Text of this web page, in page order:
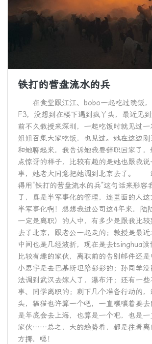
铁打的营盘流水的兵
在食堂跟江江、bobo一起吃过晚饭，
F3，没想到在楼下遇到疯丫头，最近见到
前不久教授来深圳，一起吃饭时就见过
姐姐召集大家吃饭，也见过。她在这边
和她聊起来，我告诉她我要辞职回家了
点惊讶的样子，比较有趣的是她也跟我说
事，她老大同意把她调到北京去了。
得用“铁打的营盘流水的兵”这句话来形容
了，真是半军事化的管理，连里面的人
半军事化啊！想想我进公司这4年来，陆
一定是离职）的人中，有多少是跟我比
去了北京，跟老公一起走的；教授是最
中间也是几经波折，现在是去tsinghua
比较有趣的家伙，离职前的告别邮件还是
小思宇是去巴基斯坦陪彭彭的；孙同学
法调到武汉去嫁人了，瀑布汗；还有一些
事、同学离职的；剩下几个准备行动的，
头，猫猫也许算一个吧，一直嚷嚷着要
是年底会去上海，也算是一个吧，也是
家伙……总之，大的趋势看，都是往着离
方挪，嗯！